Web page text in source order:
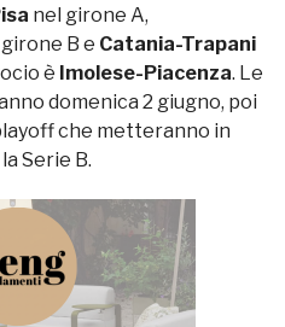
nel girone A,
B e Catania-Trapani
è Imolese-Piacenza. Le
domenica 2 giugno, poi
che metteranno in
Serie B.